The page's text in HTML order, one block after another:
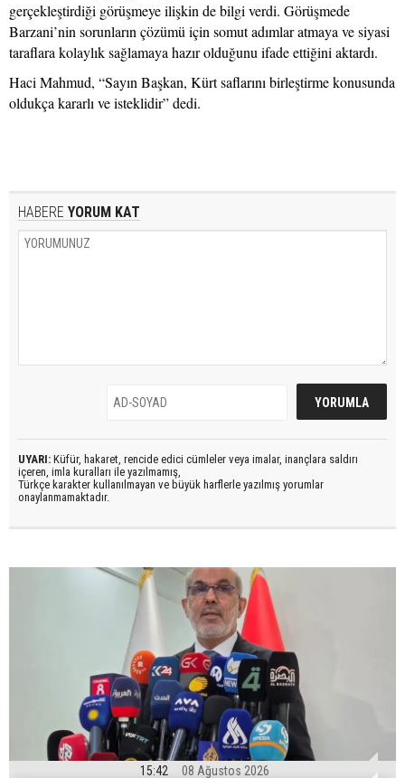
gerçekleştirdiği görüşmeye ilişkin de bilgi verdi. Görüşmede
Barzani’nin sorunların çözümü için somut adımlar atmaya ve siyasi
taraflara kolaylık sağlamaya hazır olduğunu ifade ettiğini aktardı.
Haci Mahmud, “Sayın Başkan, Kürt saflarını birleştirme konusunda
oldukça kararlı ve isteklidir” dedi.
HABERE YORUM KAT
UYARI: Küfür, hakaret, rencide edici cümleler veya imalar, inançlara saldırı
içeren, imla kuralları ile yazılmamış,
Türkçe karakter kullanılmayan ve büyük harflerle yazılmış yorumlar
onaylanmamaktadır.
15:42 08 Ağustos 2026